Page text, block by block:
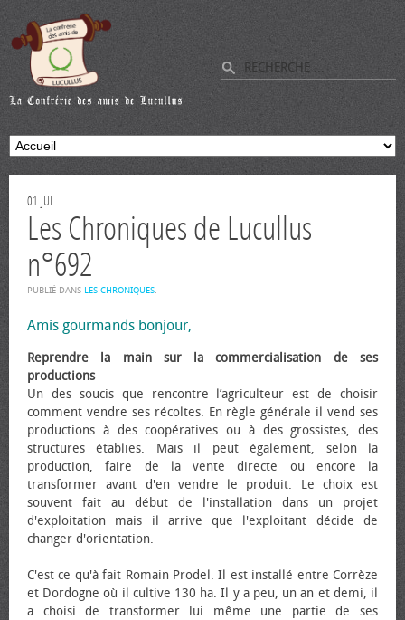
01 JUI
Les Chroniques de Lucullus
n°692
PUBLIÉ DANS LES CHRONIQUES.
Amis gourmands bonjour,
Reprendre la main sur la commercialisation de ses
productions
Un des soucis que rencontre l’agriculteur est de choisir
comment vendre ses récoltes. En règle générale il vend ses
productions à des coopératives ou à des grossistes, des
structures établies. Mais il peut également, selon la
production, faire de la vente directe ou encore la
transformer avant d'en vendre le produit. Le choix est
souvent fait au début de l'installation dans un projet
d'exploitation mais il arrive que l'exploitant décide de
changer d'orientation.
C'est ce qu'à fait Romain Prodel. Il est installé entre Corrèze
et Dordogne où il cultive 130 ha. Il y a peu, un an et demi, il
a choisi de transformer lui même une partie de ses